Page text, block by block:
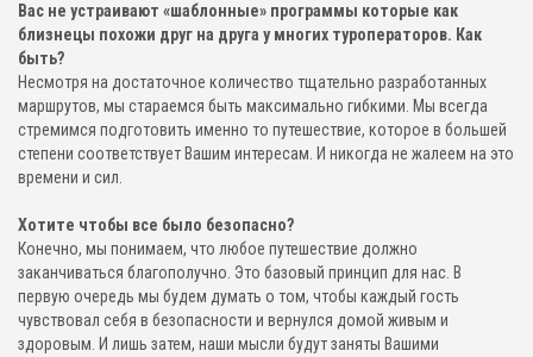
Вас не устраивают «шаблонные» программы которые как
близнецы похожи друг на друга у многих туроператоров. Как
быть?
Несмотря на достаточное количество тщательно разработанных
маршрутов, мы стараемся быть максимально гибкими. Мы всегда
стремимся подготовить именно то путешествие, которое в большей
степени соответствует Вашим интересам. И никогда не жалеем на это
времени и сил.
Хотите чтобы все было безопасно?
Конечно, мы понимаем, что любое путешествие должно
заканчиваться благополучно. Это базовый принцип для нас. В
первую очередь мы будем думать о том, чтобы каждый гость
чувствовал себя в безопасности и вернулся домой живым и
здоровым. И лишь затем, наши мысли будут заняты Вашими